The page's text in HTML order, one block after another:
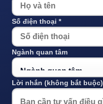
Số điện thoại *
Ngành quan tâm
Lời nhắn (không bắt buộc)